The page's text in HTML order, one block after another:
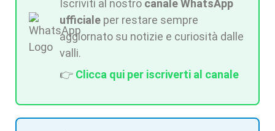
Iscriviti al nostro canale WhatsApp
ufficiale per restare sempre
aggiornato su notizie e curiosità dalle
valli.
👉 Clicca qui per iscriverti al canale